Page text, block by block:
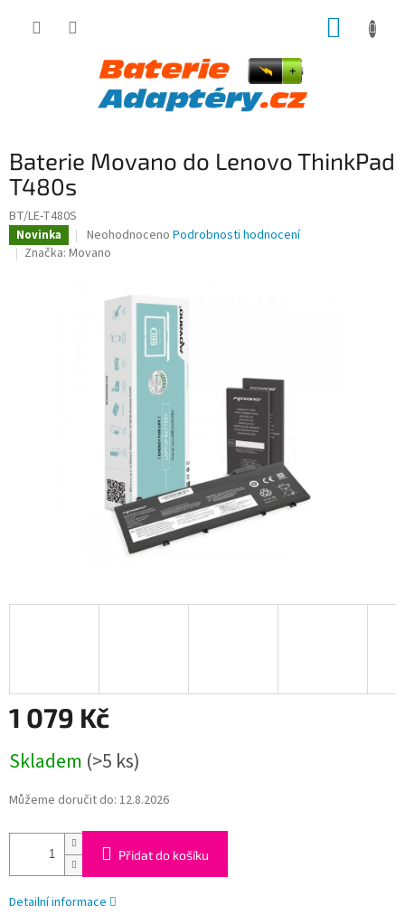
Baterie Movano do Lenovo ThinkPad
T480s
BT/LE-T480S
Novinka
Průměrné
hodnocení
hvězdiček.
Neohodnoceno Podrobnosti hodnocení
Značka: Movano
1 079 Kč
cena:
Skladem (>5 ks)
Můžeme doručit do: 12.8.2026
Přidat do košíku
Detailní informace